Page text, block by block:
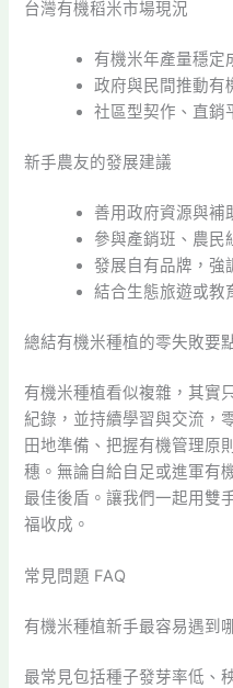
台灣有機稻米市場現況
有機米年產量穩定
政府與民間推動有
社區型契作、直銷
新手農友的發展建議
善用政府資源與補
參與產銷班、農民
發展自有品牌，強
結合生態旅遊或教
總結有機米種植的零失敗要
有機米種植看似複雜，其實
紀錄，並持續學習與交流，
田地準備、把握有機管理原
穗。無論自給自足或進軍有
最佳後盾。讓我們一起用雙
福收成。
常見問題 FAQ
有機米種植新手最容易遇到
最常見包括種子發芽率低、